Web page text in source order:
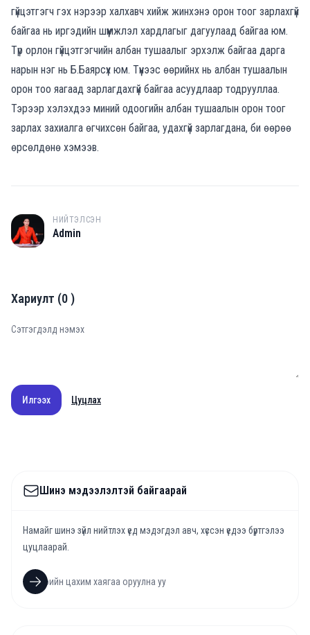
гүйцэтгэгч гэх нэрээр халхавч хийж жинхэнэ орон тоог зарлахгүй
байгаа нь иргэдийн шүүмжлэл хардлагыг дагуулаад байгаа юм.
Түр орлон гүйцэтгэгчийн албан тушаалыг эрхэлж байгаа дарга
нарын нэг нь Б.Баярсүх юм. Түүнээс өөрийнх нь албан тушаалын
орон тоо яагаад зарлагдахгүй байгаа асуудлаар тодрууллаа.
Тэрээр хэлэхдээ миний одоогийн албан тушаалын орон тоог
зарлах захиалга өгчихсөн байгаа, удахгүй зарлагдана, би өөрөө
өрсөлдөнө хэмээв.
A
НИЙТЭЛСЭН
Admin
Хариулт (0)
Илгээх Цуцлах
Шинэ мэдээлэлтэй байгаарай
Намайг шинэ зүйл нийтлэх үед мэдэгдэл авч, хүссэн үедээ бүртгэлээ
цуцлаарай.